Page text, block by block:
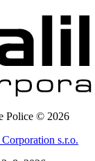
Police © 2026
s.r.o.